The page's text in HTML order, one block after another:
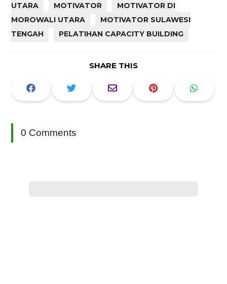
UTARA
MOTIVATOR
MOTIVATOR DI
MOROWALI UTARA
MOTIVATOR SULAWESI
TENGAH
PELATIHAN CAPACITY BUILDING
SHARE THIS
0 Comments